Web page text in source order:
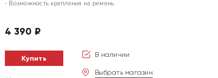
Возможность крепления на ремень
4 390 ₽
Купить В наличии
Выбрать магазин